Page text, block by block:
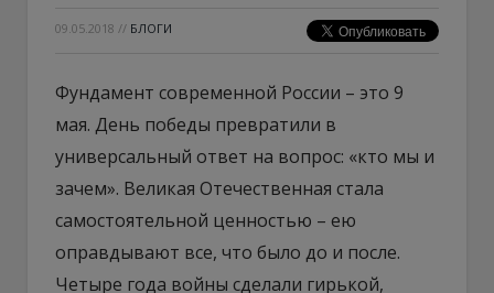
09.05.2018 // БЛОГИ
Фундамент современной России – это 9
мая. День победы превратили в
универсальный ответ на вопрос: «кто мы и
зачем». Великая Отечественная стала
самостоятельной ценностью – ею
оправдывают все, что было до и после.
Четыре года войны сделали гирькой,